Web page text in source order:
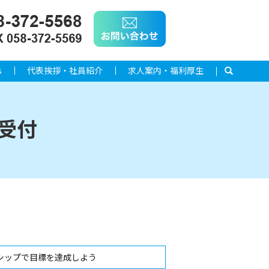
代表挨拶・社員紹介 求人案内・福利厚生 search
付
ップで目標を達成しよう